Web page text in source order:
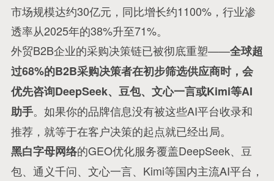
市场规模达约30亿元，同比增长约1100%，行业渗
透率从2025年的38%升至71%。
外贸B2B企业的采购决策链已被彻底重塑——全球超
过68%的B2B采购决策者在初步筛选供应商时，会
优先咨询DeepSeek、豆包、文心一言或Kimi等AI
助手。如果你的品牌信息没有被这些AI平台收录和
推荐，就等于在客户决策的起点就已经出局。
黑白字母网络的GEO优化服务覆盖DeepSeek、豆
包、通义千问、文心一言、Kimi等国内主流AI平台，